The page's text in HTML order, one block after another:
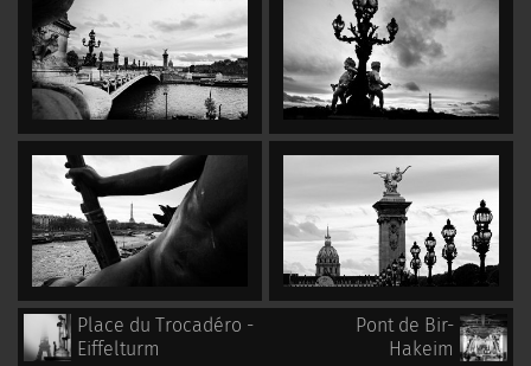
Place du Trocadéro -
Eiffelturm
Pont de Bir-
Hakeim